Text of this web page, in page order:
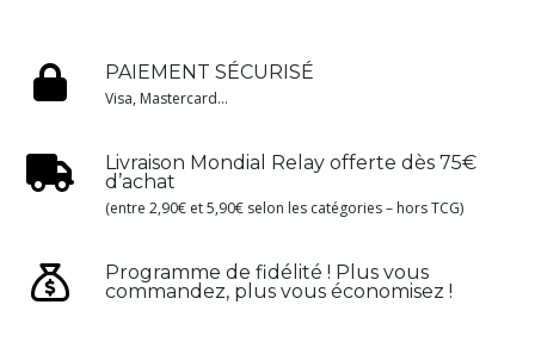
PAIEMENT SÉCURISÉ
Visa, Mastercard...
Livraison Mondial Relay offerte dès 75€
d’achat
(entre 2,90€ et 5,90€ selon les catégories – hors TCG)
Programme de fidélité ! Plus vous
commandez, plus vous économisez !